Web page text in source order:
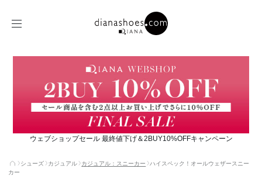
ウェブショップセール 最終値下げ＆2BUY10%OFFキャンペーン
シューズ カジュアル カジュアル：スニーカー
ハイスペック！オールウェザースニー
カー